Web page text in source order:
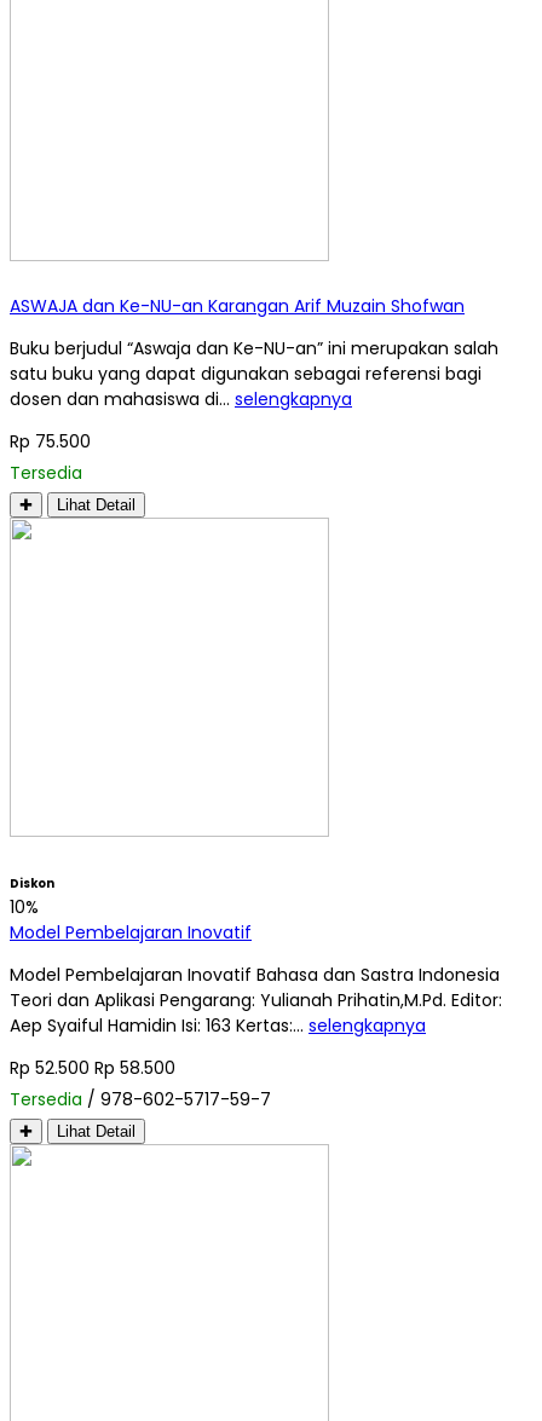
ASWAJA dan Ke-NU-an Karangan Arif Muzain Shofwan
Buku berjudul “Aswaja dan Ke-NU-an” ini merupakan salah
satu buku yang dapat digunakan sebagai referensi bagi
dosen dan mahasiswa di… selengkapnya
Rp 75.500
Tersedia
✚ Lihat Detail
Diskon
10%
Model Pembelajaran Inovatif
Model Pembelajaran Inovatif Bahasa dan Sastra Indonesia
Teori dan Aplikasi Pengarang: Yulianah Prihatin,M.Pd. Editor:
Aep Syaiful Hamidin Isi: 163 Kertas:… selengkapnya
Rp 52.500 Rp 58.500
Tersedia / 978-602-5717-59-7
✚ Lihat Detail